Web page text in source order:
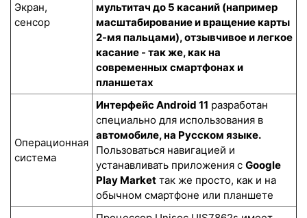
Экран,
сенсор
мультитач до 5 касаний (например
масштабирование и вращение карты
2-мя пальцами), отзывчивое и легкое
касание - так же, как на
современных смартфонах и
планшетах
Операционная
система
Интерфейс Android 11 разработан
специально для использования в
автомобиле, на Русском языке.
Пользоваться навигацией и
устанавливать приложения с Google
Play Market так же просто, как и на
обычном смартфоне или планшете